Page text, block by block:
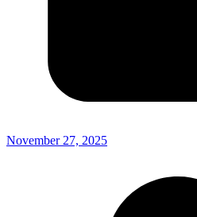
November 27, 2025